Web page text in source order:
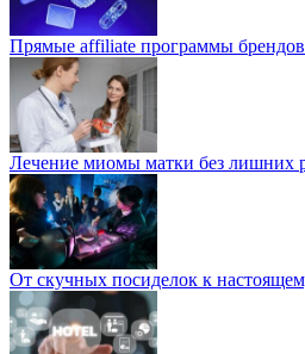
Прямые affiliate программы
Лечение миомы матки без лишних
От скучных посиделок к